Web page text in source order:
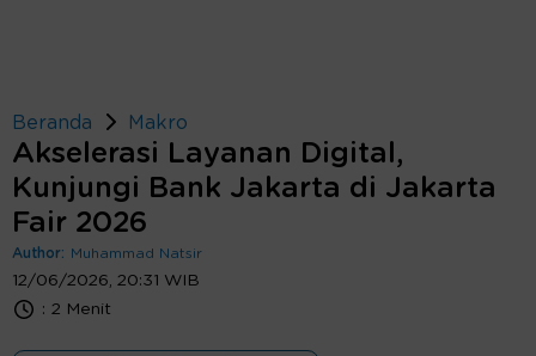
Beranda Makro
Akselerasi Layanan Digital,
Kunjungi Bank Jakarta di Jakarta
Fair 2026
Author: Muhammad Natsir
12/06/2026, 20:31 WIB
: 2 Menit